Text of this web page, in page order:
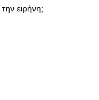
ειρήνη;